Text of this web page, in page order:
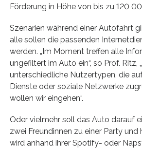
Förderung in Höhe von bis zu 120
Szenarien während einer Autofahrt
alle sollen die passenden
werden. „Im Moment treffen alle
ungefiltert im Auto ein“, so Prof. Ritz,
unterschiedliche Nutzertypen, die
Dienste oder soziale Netzwerke
wollen wir eingehen“.
Oder vielmehr soll das Auto darauf
zwei Freundinnen zu einer Party und
wird anhand ihrer Spotify- oder